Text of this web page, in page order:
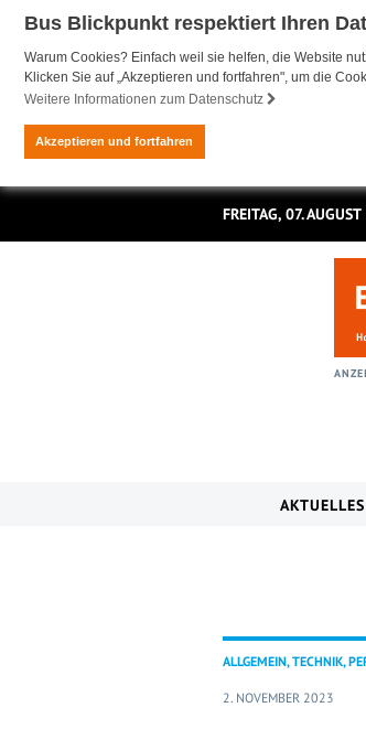
Bus Blickpunkt respektiert Ihren
Warum Cookies? Einfach weil sie helfen, die Website
Klicken Sie auf „Akzeptieren und fortfahren", um die
Weitere Informationen zum Datenschutz
Akzeptieren und fortfahren
FREITAG, 07.
AKTUELLES
ALLGEMEIN, TECHNIK,
2. NOVEMBER 2023